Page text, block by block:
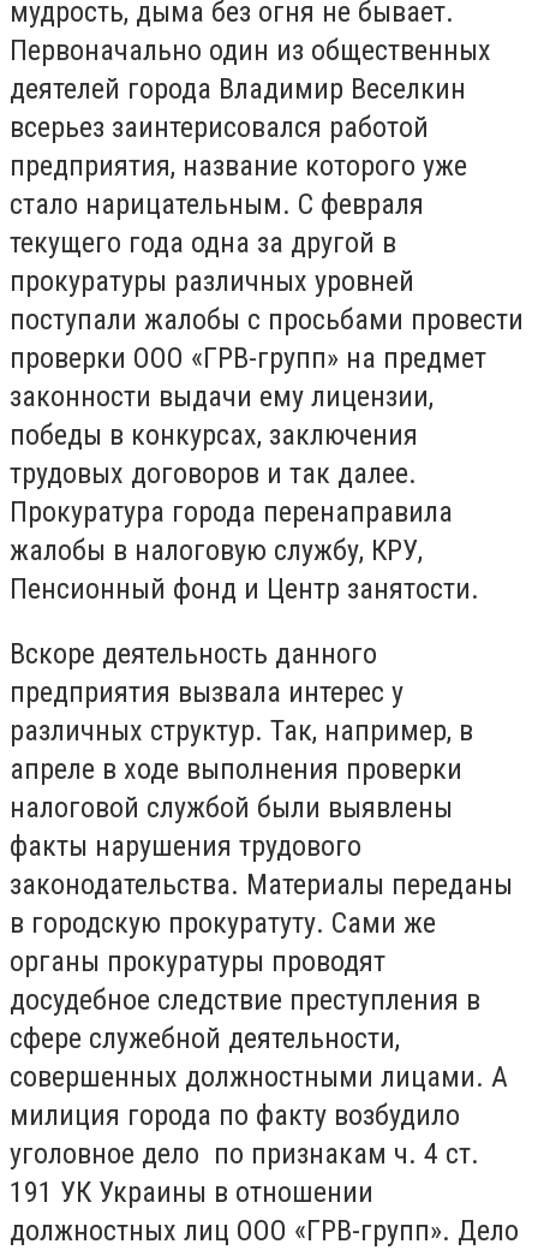
мудрость, дыма без огня не бывает.
Первоначально один из общественных
деятелей города Владимир Веселкин
всерьез заинтерисовался работой
предприятия, название которого уже
стало нарицательным. С февраля
текущего года одна за другой в
прокуратуры различных уровней
поступали жалобы с просьбами провести
проверки ООО «ГРВ-групп» на предмет
законности выдачи ему лицензии,
победы в конкурсах, заключения
трудовых договоров и так далее.
Прокуратура города перенаправила
жалобы в налоговую службу, КРУ,
Пенсионный фонд и Центр занятости.
Вскоре деятельность данного
предприятия вызвала интерес у
различных структур. Так, например, в
апреле в ходе выполнения проверки
налоговой службой были выявлены
факты нарушения трудового
законодательства. Материалы переданы
в городскую прокуратуту. Сами же
органы прокуратуры проводят
досудебное следствие преступления в
сфере служебной деятельности,
совершенных должностными лицами. А
милиция города по факту возбудило
уголовное дело по признакам ч. 4 ст.
191 УК Украины в отношении
должностных лиц ООО «ГРВ-групп». Дело